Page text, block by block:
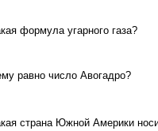
формула угарного газа?
равно число Авогадро?
страна Южной Америки